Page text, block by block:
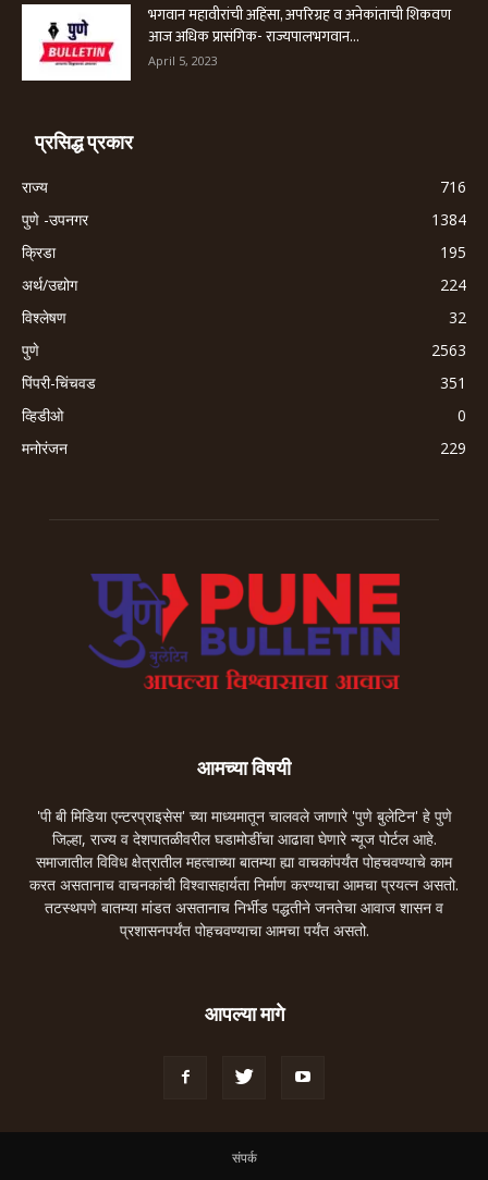
भगवान महावीरांची अहिंसा, अपरिग्रह व अनेकांताची शिकवण
आज अधिक प्रासंगिक- राज्यपालभगवान...
April 5, 2023
प्रसिद्ध प्रकार
राज्य
716
पुणे -उपनगर
1384
क्रिडा
195
अर्थ/उद्योग
224
विश्लेषण
32
पुणे
2563
पिंपरी-चिंचवड
351
व्हिडीओ
0
मनोरंजन
229
आमच्या विषयी
'पी बी मिडिया एन्टरप्राइसेस' च्या माध्यमातून चालवले जाणारे 'पुणे बुलेटिन' हे पुणे
जिल्हा, राज्य व देशपातळीवरील घडामोडींचा आढावा घेणारे न्यूज पोर्टल आहे.
समाजातील विविध क्षेत्रातील महत्वाच्या बातम्या ह्या वाचकांपर्यंत पोहचवण्याचे काम
करत असतानाच वाचनकांची विश्वासहार्यता निर्माण करण्याचा आमचा प्रयत्न असतो.
तटस्थपणे बातम्या मांडत असतानाच निर्भीड पद्धतीने जनतेचा आवाज शासन व
प्रशासनपर्यंत पोहचवण्याचा आमचा पर्यंत असतो.
आपल्या मागे
संपर्क